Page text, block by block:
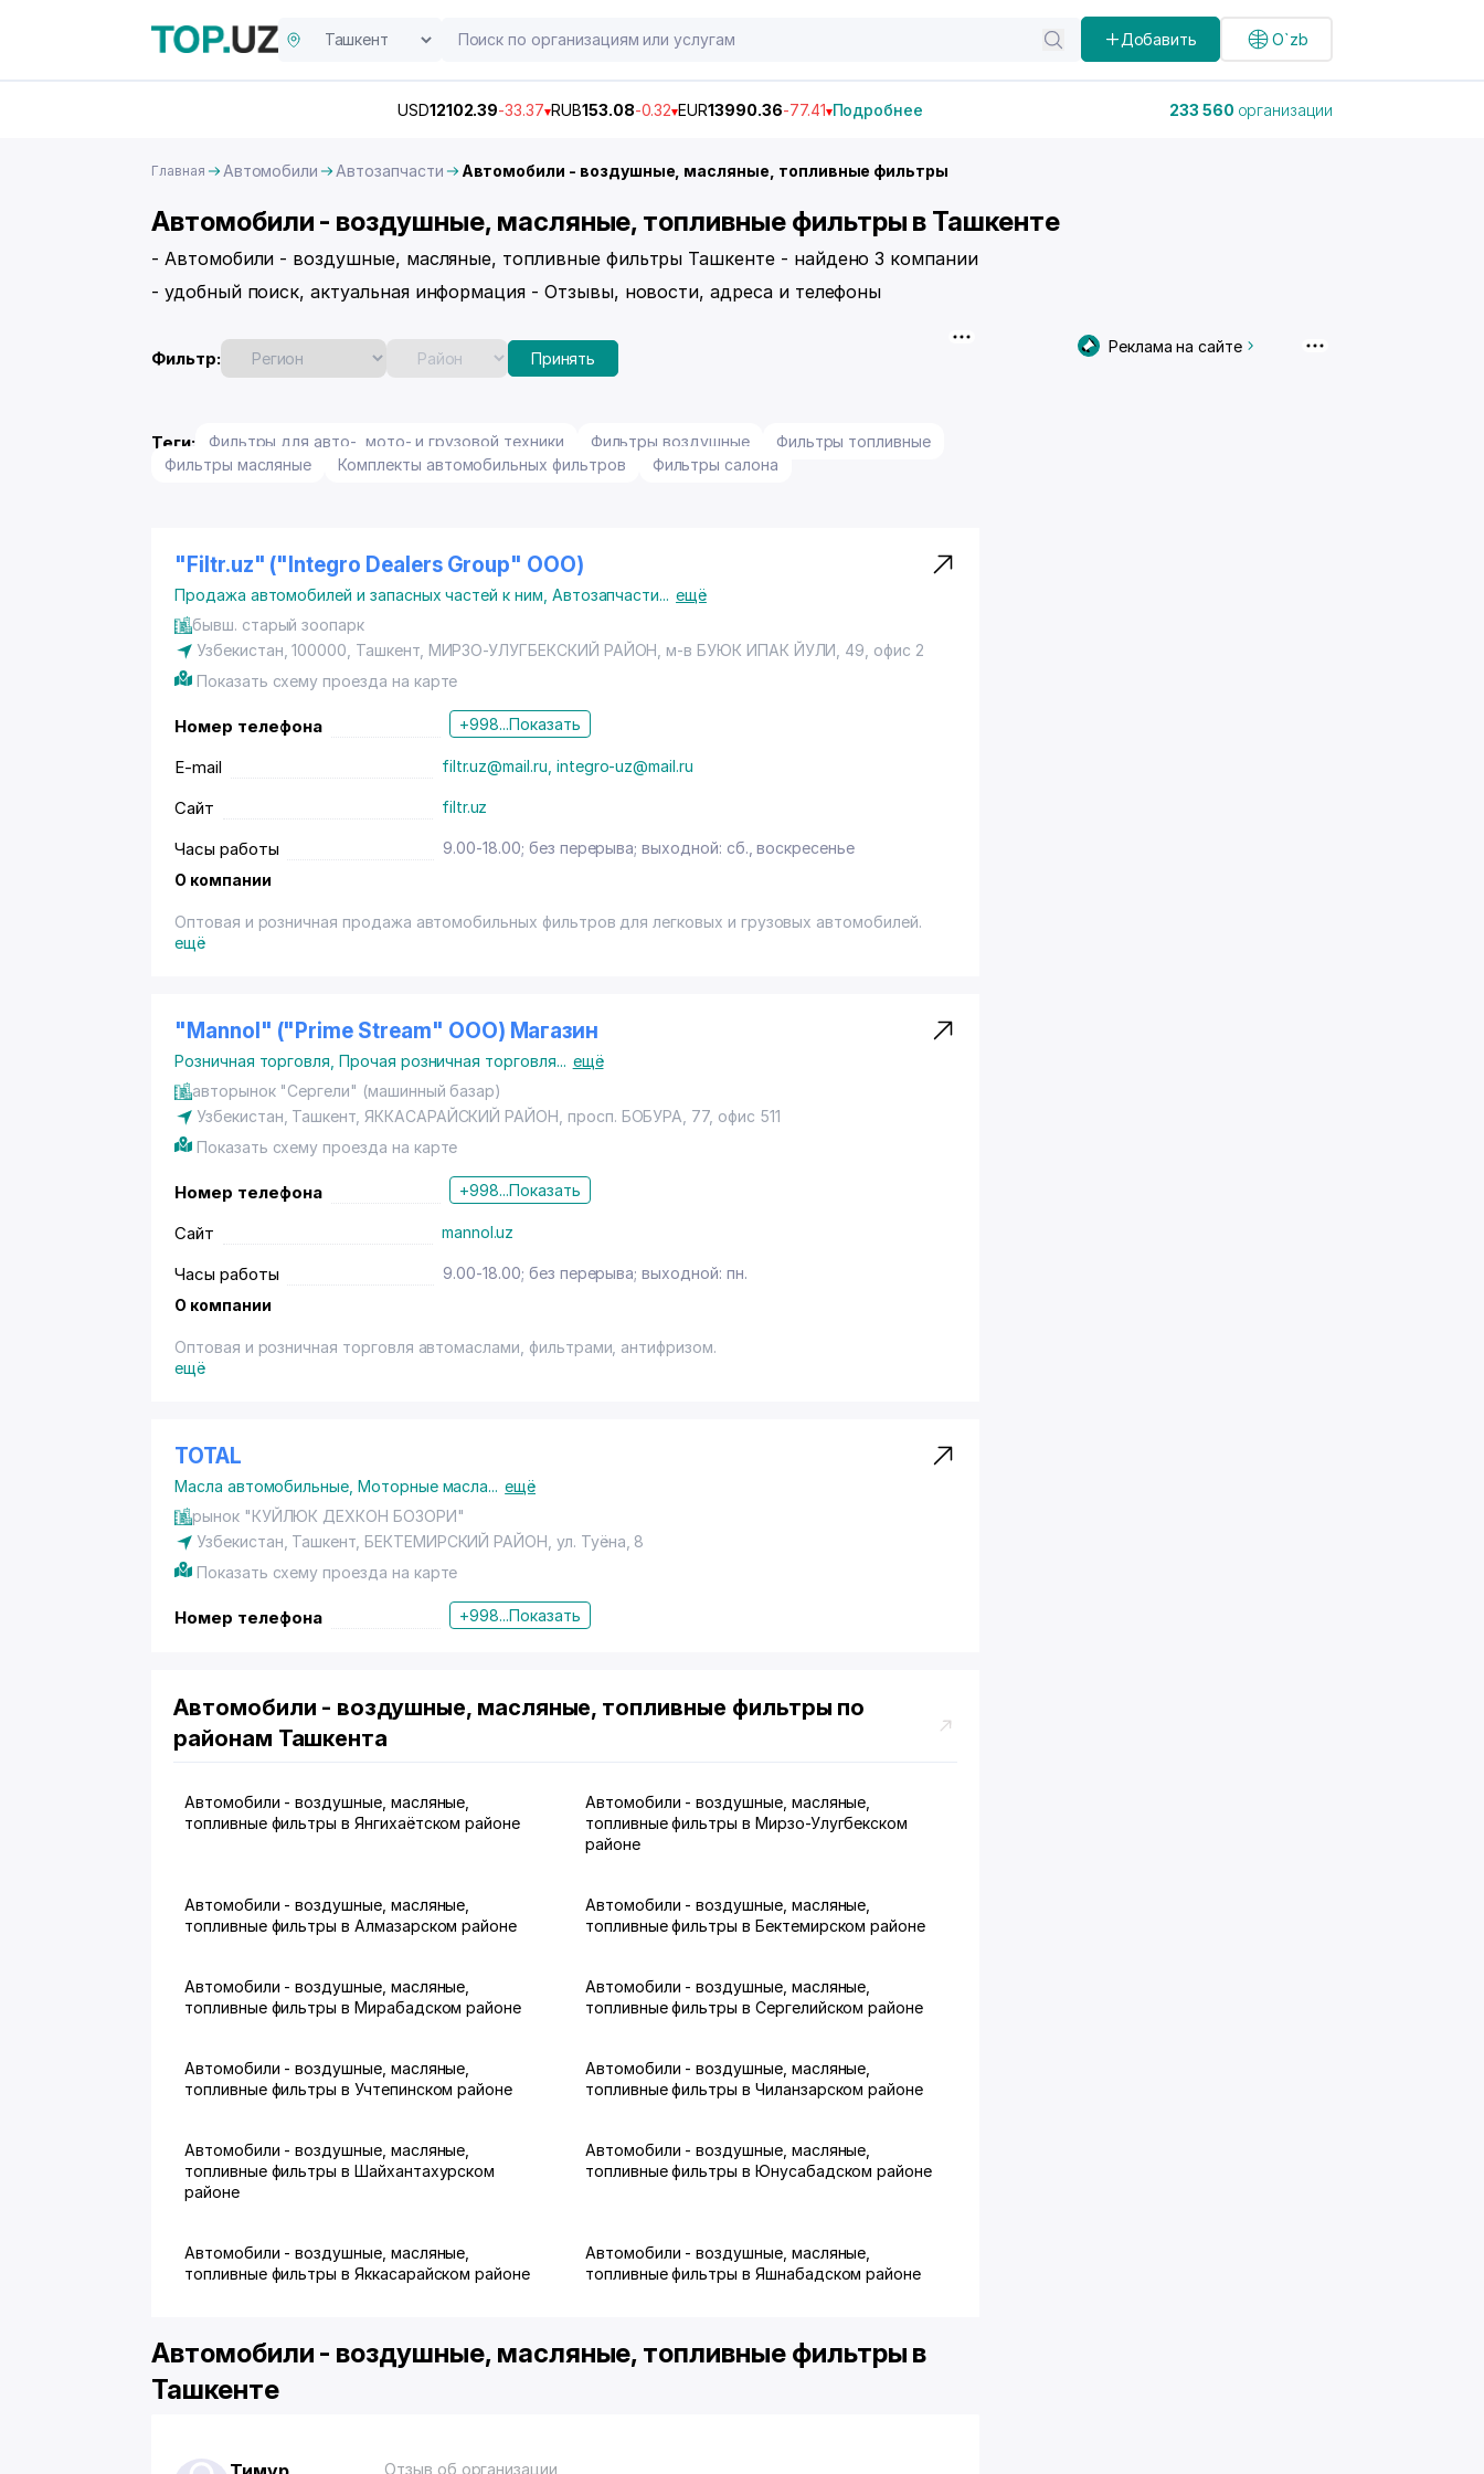
Добавить O`zb
USD12102.39-33.37 RUB153.08-0.32 EUR13990.36-77.41 Подробнее 233 560 организации
Главная Автомобили Автозапчасти Автомобили - воздушные, масляные, топливные фильтры
Автомобили - воздушные, масляные, топливные фильтры в Ташкенте
- Автомобили - воздушные, масляные, топливные фильтры Ташкенте - найдено 3 компании
- удобный поиск, актуальная информация - Отзывы, новости, адреса и телефоны
Фильтр: Принять
Теги: Фильтры для авто-, мото- и грузовой техники Фильтры воздушные
Фильтры топливные
Фильтры масляные
Комплекты автомобильных фильтров Фильтры салона
"Filtr.uz" ("Integro Dealers Group" ООО)
Продажа автомобилей и запасных частей к ним Автозапчасти... ещё
бывш. старый зоопарк
Узбекистан, 100000, Ташкент, МИРЗО-УЛУГБЕКСКИЙ РАЙОН , м-в БУЮК ИПАК ЙУЛИ, 49, офис 2
Показать схему проезда на карте
Номер телефона +998...Показать
E-mail filtr.uz@mail.ru, integro-uz@mail.ru
Сайт filtr.uz
Часы работы
9.00-18.00; без перерыва; выходной: сб., воскресенье
О компании
Оптовая и розничная продажа автомобильных фильтров для легковых и грузовых автомобилей.
ещё
"Mannol" ("Prime Stream" OOO) Магазин
Розничная торговля ,Прочая розничная торговля... ещё
авторынок "Сергели" (машинный базар)
Узбекистан, Ташкент ЯККАСАРАЙСКИЙ РАЙОН просп. БОБУРА , 77, офис 511
Показать схему проезда на карте
Номер телефона +998...Показать
Сайт mannol.uz
Часы работы
9.00-18.00; без перерыва; выходной: пн.
О компании
Оптовая и розничная торговля автомаслами, фильтрами, антифризом.
ещё
TOTAL
Масла автомобильные Моторные масла... ещё
рынок "КУЙЛЮК ДЕХКОН БОЗОРИ"
Узбекистан, Ташкент, БЕКТЕМИРСКИЙ РАЙОН ул. Туёна , 8
Показать схему проезда на карте
Номер телефона +998...Показать
Автомобили - воздушные, масляные, топливные фильтры по
районам Ташкента
Автомобили - воздушные, масляные,
топливные фильтры в Янгихаётском районе
Автомобили - воздушные, масляные,
топливные фильтры в Мирзо-Улугбекском
районе
Автомобили - воздушные, масляные,
топливные фильтры в Алмазарском районе
Автомобили - воздушные, масляные,
топливные фильтры в Бектемирском районе
Автомобили - воздушные, масляные,
топливные фильтры в Мирабадском районе
Автомобили - воздушные, масляные,
топливные фильтры в Сергелийском районе
Автомобили - воздушные, масляные,
топливные фильтры в Учтепинском районе
Автомобили - воздушные, масляные,
топливные фильтры в Чиланзарском районе
Автомобили - воздушные, масляные,
топливные фильтры в Шайхантахурском
районе
Автомобили - воздушные, масляные,
топливные фильтры в Юнусабадском районе
Автомобили - воздушные, масляные,
топливные фильтры в Яккасарайском районе
Автомобили - воздушные, масляные,
топливные фильтры в Яшнабадском районе
Автомобили - воздушные, масляные, топливные фильтры в
Ташкенте
Отзыв об организации
Реклама на сайте